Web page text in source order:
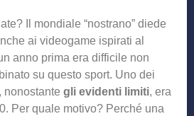
Il mondiale “nostrano” diede
ai videogame ispirati al
anno prima era difficile non
su questo sport. Uno dei
nonostante gli evidenti limiti, era
Per quale motivo? Perché una